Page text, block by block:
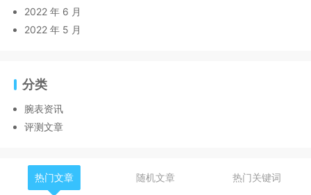
2022 年 6 月
2022 年 5 月
分类
腕表资讯
评测文章
热门文章 随机文章 热门关键词